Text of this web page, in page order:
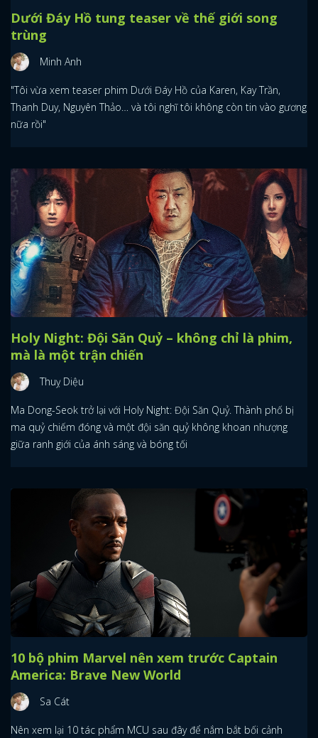
Dưới Đáy Hồ tung teaser về thế giới song
trùng
Minh Anh
"Tôi vừa xem teaser phim Dưới Đáy Hồ của Karen, Kay Trần,
Thanh Duy, Nguyên Thảo… và tôi nghĩ tôi không còn tin vào gương
nữa rồi"
Holy Night: Đội Săn Quỷ – không chỉ là phim,
mà là một trận chiến
Thuỵ Diệu
Ma Dong-Seok trở lại với Holy Night: Đội Săn Quỷ. Thành phố bị
ma quỷ chiếm đóng và một đội săn quỷ không khoan nhượng
giữa ranh giới của ánh sáng và bóng tối
10 bộ phim Marvel nên xem trước Captain
America: Brave New World
Sa Cát
Nên xem lại 10 tác phẩm MCU sau đây để nắm bắt bối cảnh